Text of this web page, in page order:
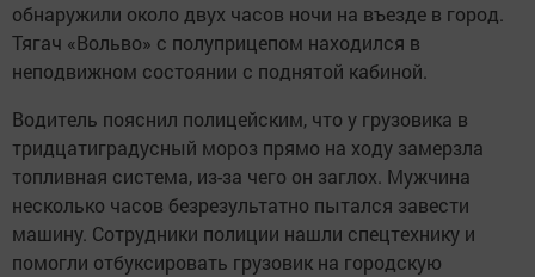
обнаружили около двух часов ночи на въезде в город.
Тягач «Вольво» с полуприцепом находился в
неподвижном состоянии с поднятой кабиной.
Водитель пояснил полицейским, что у грузовика в
тридцатиградусный мороз прямо на ходу замерзла
топливная система, из-за чего он заглох. Мужчина
несколько часов безрезультатно пытался завести
машину. Сотрудники полиции нашли спецтехнику и
помогли отбуксировать грузовик на городскую